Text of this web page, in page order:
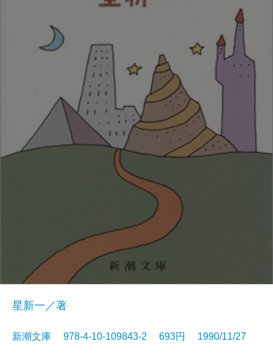
星新一／著
新潮文庫 978-4-10-109843-2 693円 1990/11/27